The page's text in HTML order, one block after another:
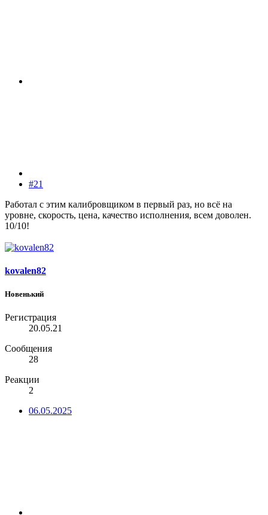
#21
Работал с этим калибровщиком в первый раз, но всё на
уровне, скорость, цена, качество исполнения, всем доволен.
10/10!
kovalen82
Новенький
Регистрация
20.05.21
Сообщения
28
Реакции
2
06.05.2025